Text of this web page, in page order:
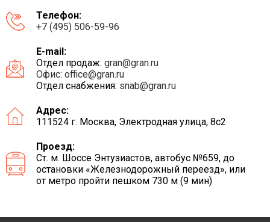
Телефон:
+7 (495) 506-59-96
E-mail:
Отдел продаж: gran@gran.ru
Офис: office@gran.ru
Отдел снабжения: snab@gran.ru
Адрес:
111524 г. Москва, Электродная улица, 8с2
Проезд:
Ст. м. Шоссе Энтузиастов, автобус №659, до
остановки «Железнодорожный переезд», или
от метро пройти пешком 730 м (9 мин)